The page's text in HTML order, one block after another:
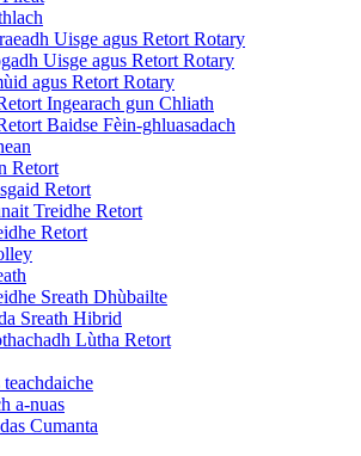
Uisge agus Retort Rotary
Uisge agus Retort Rotary
agus Retort Rotary
Ingearach gun Chliath
Baidse Fèin-ghluasadach
Retort
Retort
Treidhe Retort
Retort
Sreath Dhùbailte
Sreath Hibrid
Lùtha Retort
teachdaiche
a-nuas
Cumanta